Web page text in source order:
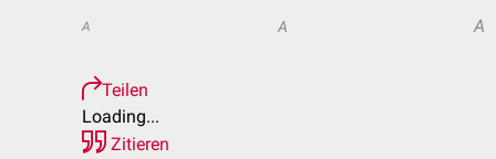
A A A
Teilen
Loading...
Zitieren